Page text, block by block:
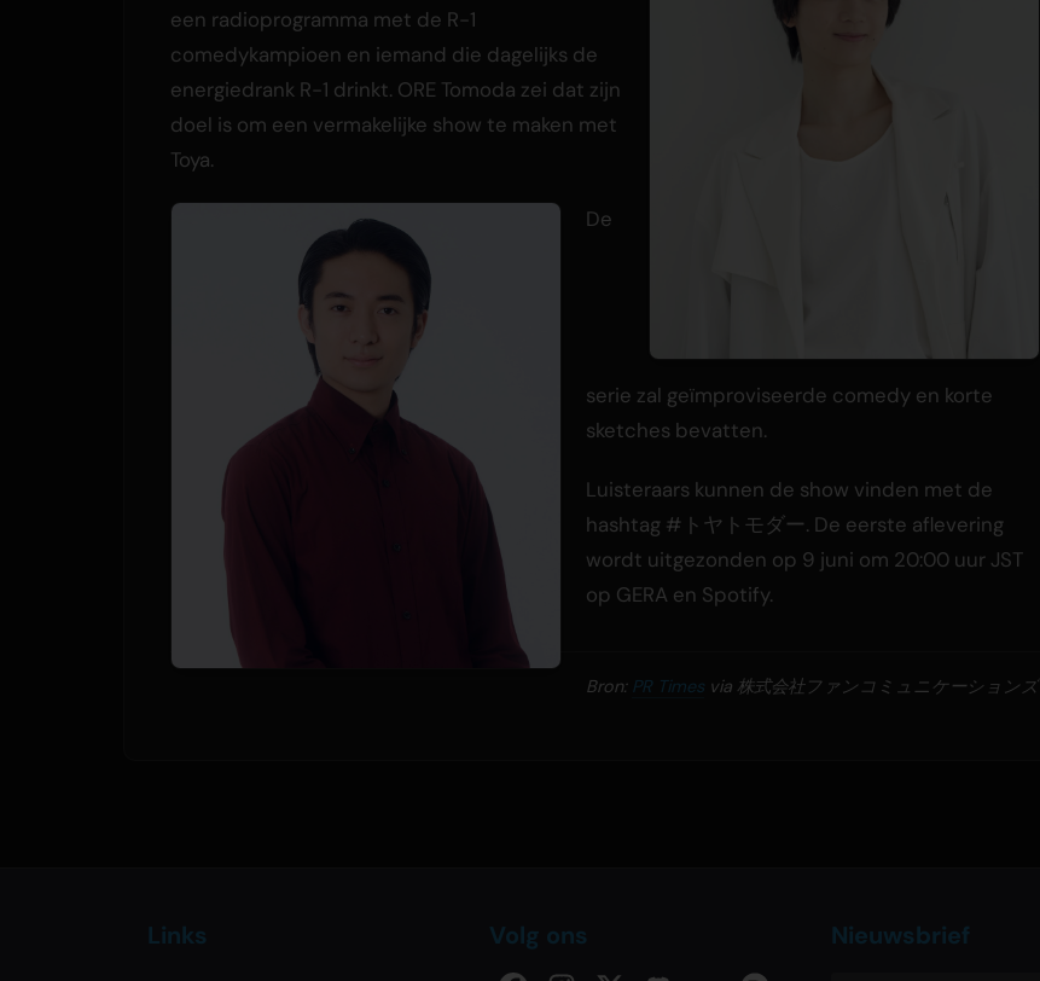
een radioprogramma met de R-1
comedykampioen en iemand die dagelijks de
energiedrank R-1 drinkt. ORE Tomoda zei dat zijn
doel is om een vermakelijke show te maken met
Toya.
De
serie zal geïmproviseerde comedy en korte
sketches bevatten.
Luisteraars kunnen de show vinden met de
hashtag #トヤトモダー. De eerste aflevering
wordt uitgezonden op 9 juni om 20:00 uur JST
op GERA en Spotify.
Bron: PR Times via 株式会社ファンコミュニケーションズ
Links Volg ons Nieuwsbrief